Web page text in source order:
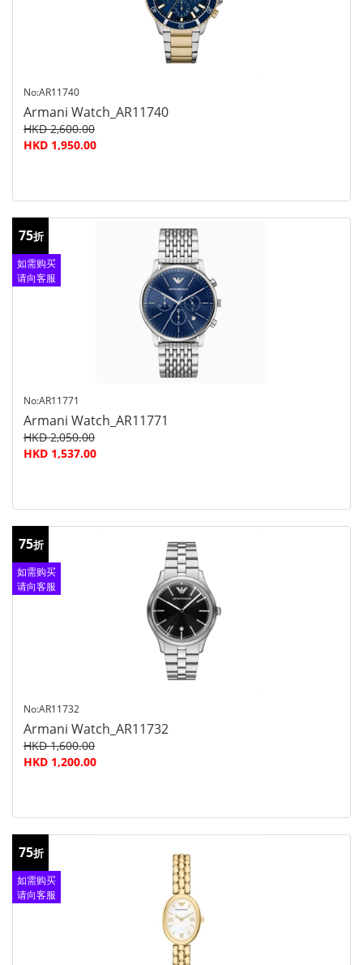
No:AR11740
Armani Watch_AR11740
HKD 2,600.00
HKD 1,950.00
75折
如需购买
请向客服
No:AR11771
Armani Watch_AR11771
HKD 2,050.00
HKD 1,537.00
75折
如需购买
请向客服
No:AR11732
Armani Watch_AR11732
HKD 1,600.00
HKD 1,200.00
75折
如需购买
请向客服